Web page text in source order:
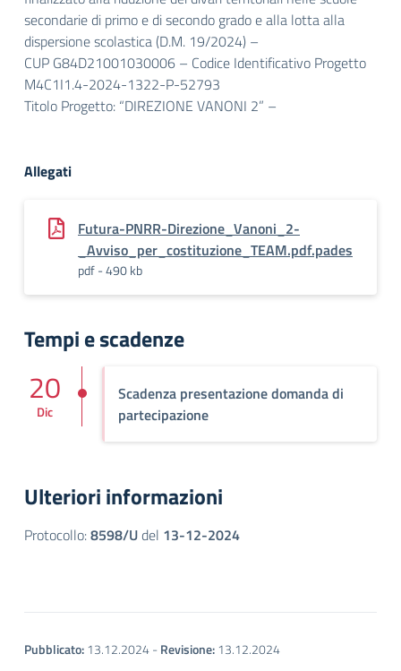
secondarie di primo e di secondo grado e alla lotta alla
dispersione scolastica (D.M. 19/2024) –
CUP G84D21001030006 – Codice Identificativo Progetto
M4C1I1.4-2024-1322-P-52793
Titolo Progetto: “DIREZIONE VANONI 2” –
Allegati
Futura-PNRR-Direzione_Vanoni_2-
_Avviso_per_costituzione_TEAM.pdf.pades
pdf - 490 kb
Tempi e scadenze
Scadenza presentazione domanda di
partecipazione
20
Dic
Ulteriori informazioni
Protocollo:8598/Udel 13-12-2024
Pubblicato:13.12.2024-Revisione:13.12.2024